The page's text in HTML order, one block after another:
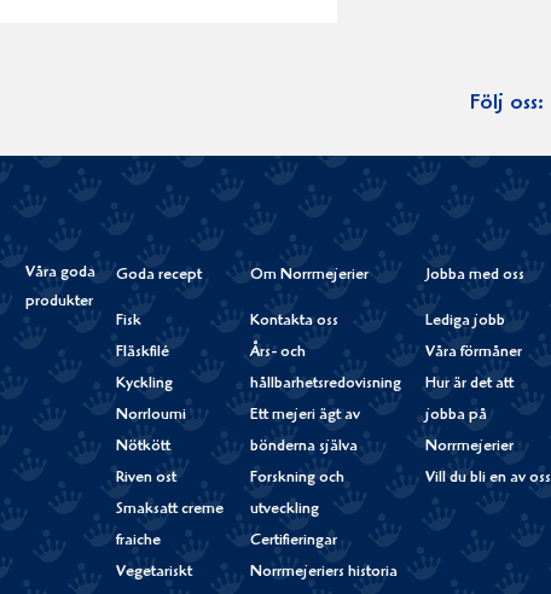
Följ oss:
Våra goda
produkter
Goda recept
Fisk
Fläskfilé
Kyckling
Norrloumi
Nötkött
Riven ost
Smaksatt creme
fraiche
Vegetariskt
Om Norrmejerier
Kontakta oss
Års- och
hållbarhetsredovisning
Ett mejeri ägt av
bönderna själva
Forskning och
utveckling
Certifieringar
Norrmejeriers historia
Jobba med oss
Lediga jobb
Våra förmåner
Hur är det att
jobba på
Norrmejerier
Vill du bli en av oss